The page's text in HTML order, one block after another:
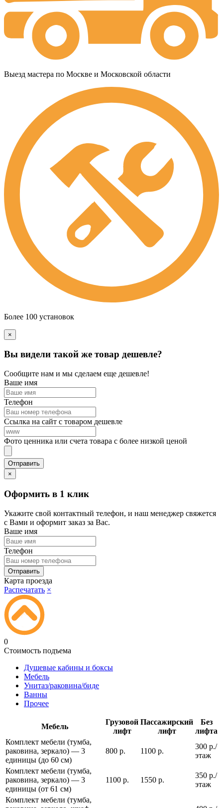
Выезд мастера по Москве и Московской области
Более 100 установок
×
Вы видели такой же товар дешевле?
Сообщите нам и мы сделаем еще дешевле!
Ваше имя
Телефон
Ссылка на сайт с товаром дешевле
Фото ценника или счета товара с более низкой ценой
×
Оформить в 1 клик
Укажите свой контактный телефон, и наш менеджер свяжется
с Вами и оформит заказ за Вас.
Ваше имя
Телефон
Карта проезда
Распечатать ×
0
Стоимость подъема
Душевые кабины и боксы
Мебель
Унитаз/раковина/биде
Ванны
Прочее
Мебель
Грузовой
лифт
Пассажирский
лифт
Без
лифта
Комплект мебели (тумба,
раковина, зеркало) — 3
единицы (до 60 см)
800 р. 1100 р.
300 р./
этаж
Комплект мебели (тумба,
раковина, зеркало) — 3
единицы (от 61 см)
1100 р. 1550 р.
350 р./
этаж
Комплект мебели (тумба,